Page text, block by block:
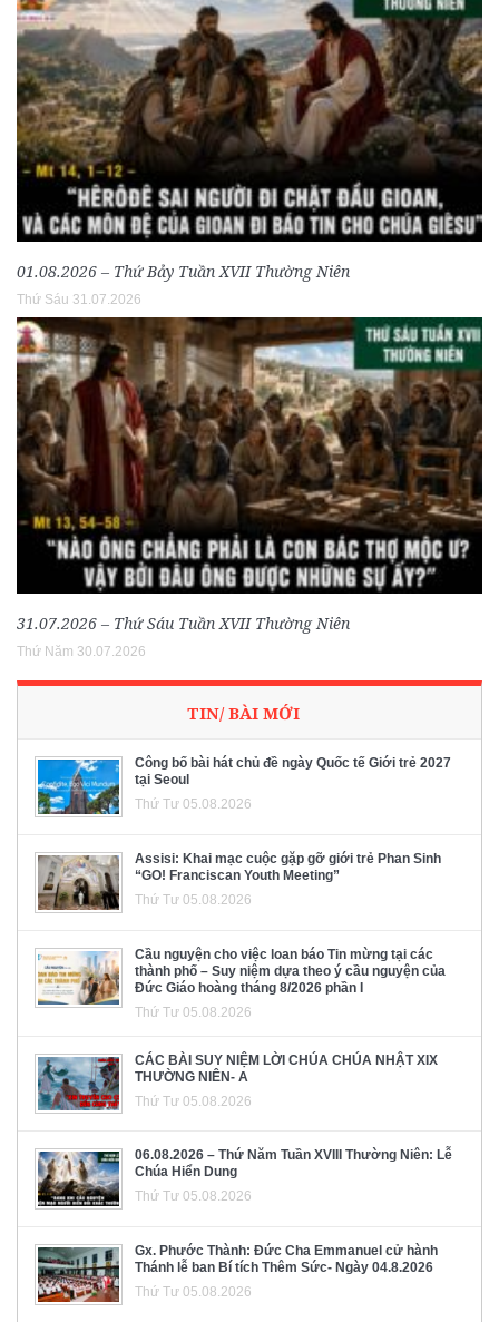
01.08.2026 – Thứ Bảy Tuần XVII Thường Niên
Thứ Sáu 31.07.2026
31.07.2026 – Thứ Sáu Tuần XVII Thường Niên
Thứ Năm 30.07.2026
TIN/ BÀI MỚI
Công bố bài hát chủ đề ngày Quốc tế Giới trẻ 2027
tại Seoul
Thứ Tư 05.08.2026
Assisi: Khai mạc cuộc gặp gỡ giới trẻ Phan Sinh
“GO! Franciscan Youth Meeting”
Thứ Tư 05.08.2026
Cầu nguyện cho việc loan báo Tin mừng tại các
thành phố – Suy niệm dựa theo ý cầu nguyện của
Đức Giáo hoàng tháng 8/2026 phần I
Thứ Tư 05.08.2026
CÁC BÀI SUY NIỆM LỜI CHÚA CHÚA NHẬT XIX
THƯỜNG NIÊN- A
Thứ Tư 05.08.2026
06.08.2026 – Thứ Năm Tuần XVIII Thường Niên: Lễ
Chúa Hiển Dung
Thứ Tư 05.08.2026
Gx. Phước Thành: Đức Cha Emmanuel cử hành
Thánh lễ ban Bí tích Thêm Sức- Ngày 04.8.2026
Thứ Tư 05.08.2026